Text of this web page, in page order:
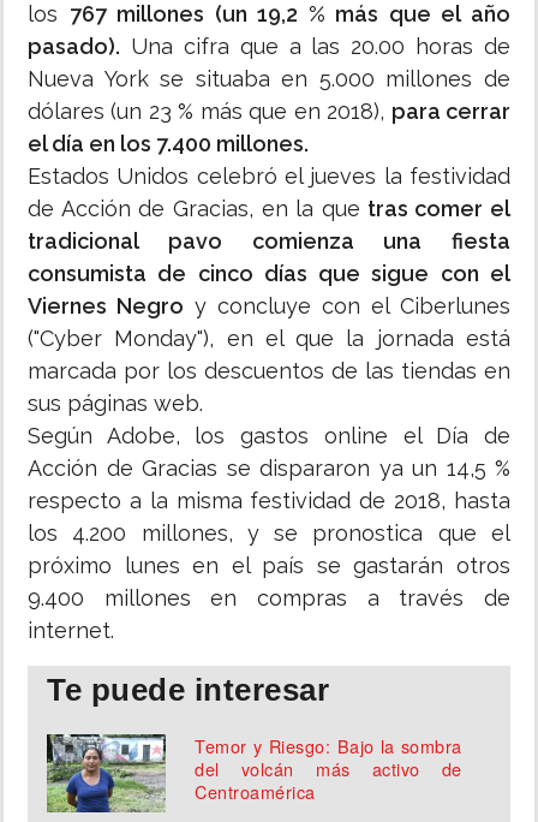
los 767 millones (un 19,2 % más que el año
pasado). Una cifra que a las 20.00 horas de
Nueva York se situaba en 5.000 millones de
dólares (un 23 % más que en 2018), para cerrar
el día en los 7.400 millones.
Estados Unidos celebró el jueves la festividad
de Acción de Gracias, en la que tras comer el
tradicional pavo comienza una fiesta
consumista de cinco días que sigue con el
Viernes Negro y concluye con el Ciberlunes
("Cyber Monday"), en el que la jornada está
marcada por los descuentos de las tiendas en
sus páginas web.
Según Adobe, los gastos online el Día de
Acción de Gracias se dispararon ya un 14,5 %
respecto a la misma festividad de 2018, hasta
los 4.200 millones, y se pronostica que el
próximo lunes en el país se gastarán otros
9.400 millones en compras a través de
internet.
Te puede interesar
Temor y Riesgo: Bajo la sombra
del volcán más activo de
Centroamérica